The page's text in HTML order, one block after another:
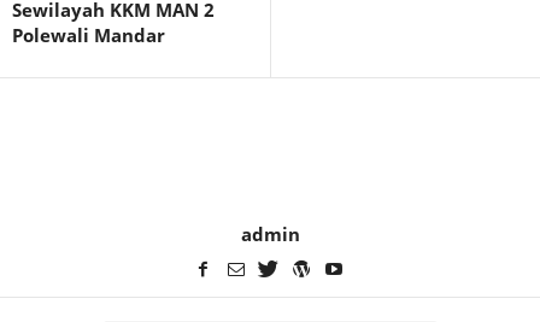
Sewilayah KKM MAN 2
Polewali Mandar
admin